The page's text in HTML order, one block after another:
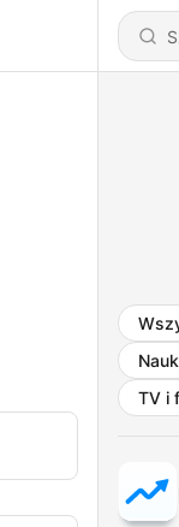
TV i